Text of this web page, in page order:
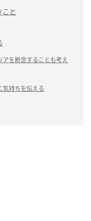
と
を断念することも考え
気持ちを伝える